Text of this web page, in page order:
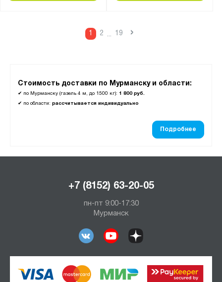
Стоимость доставки по Мурманску и области:
✔ по Мурманску (газель 4 м, до 1500 кг): 1 800 руб.
✔ по области: рассчитывается индивидуально
Подробнее
1 2 ... 19 ›
7560
10040
+7 (8152) 63-20-05
пн-пт 9:00-17:30
Мурманск